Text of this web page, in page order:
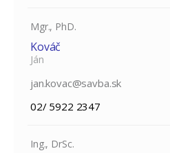
Mgr., PhD.
Kováč
Ján
jan.kovac@savba.sk
02/ 5922 2347
Ing., DrSc.